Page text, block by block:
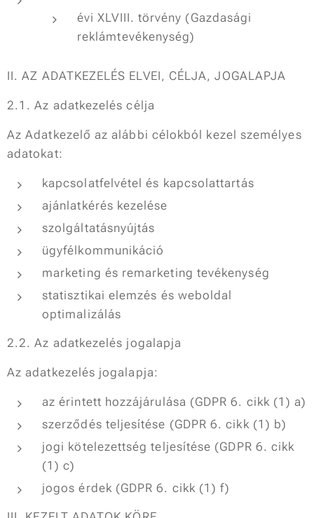
évi XLVIII. törvény (Gazdasági
reklámtevékenység)
II. AZ ADATKEZELÉS ELVEI, CÉLJA, JOGALAPJA
2.1. Az adatkezelés célja
Az Adatkezelő az alábbi célokból kezel személyes
adatokat:
kapcsolatfelvétel és kapcsolattartás
ajánlatkérés kezelése
szolgáltatásnyújtás
ügyfélkommunikáció
marketing és remarketing tevékenység
statisztikai elemzés és weboldal
optimalizálás
2.2. Az adatkezelés jogalapja
Az adatkezelés jogalapja:
az érintett hozzájárulása (GDPR 6. cikk (1) a)
szerződés teljesítése (GDPR 6. cikk (1) b)
jogi kötelezettség teljesítése (GDPR 6. cikk
(1) c)
jogos érdek (GDPR 6. cikk (1) f)